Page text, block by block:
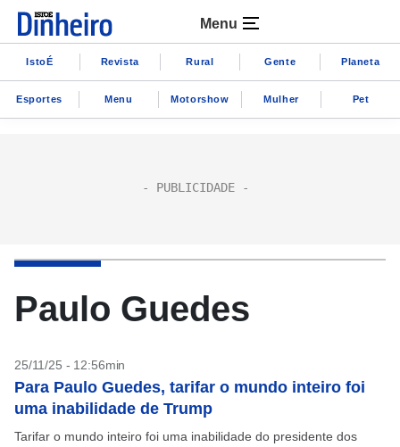
Menu
IstoÉ Revista Rural Gente Planeta
Esportes Menu Motorshow Mulher Pet
Paulo Guedes
25/11/25 - 12:56min
Para Paulo Guedes, tarifar o mundo inteiro foi
uma inabilidade de Trump
Tarifar o mundo inteiro foi uma inabilidade do presidente dos